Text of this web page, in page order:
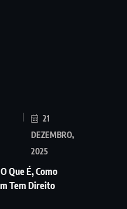
21
DEZEMBRO,
2025
Que É, Como
Tem Direito